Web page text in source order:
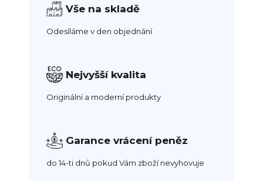
Vše na skladě
Odesíláme v den objednání
Nejvyšší kvalita
Originální a moderní produkty
Garance vrácení peněz
do 14-ti dnů pokud Vám zboží nevyhovuje